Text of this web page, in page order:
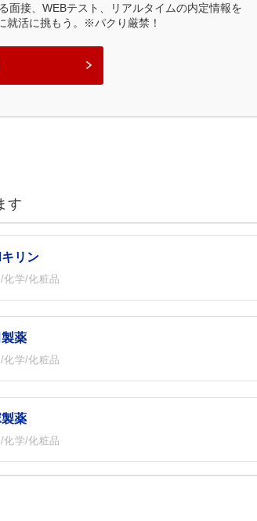
面接、WEBテスト、リアルタイムの内定情報を
就活に挑もう。※パクり厳禁！
す
リン
化学/化粧品
薬
化学/化粧品
薬
化学/化粧品